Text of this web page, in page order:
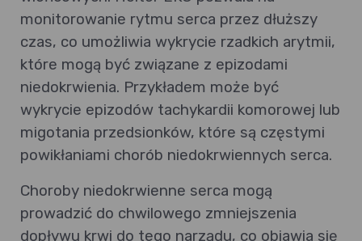
monitorowanie rytmu serca przez dłuższy
czas, co umożliwia wykrycie rzadkich arytmii,
które mogą być związane z epizodami
niedokrwienia. Przykładem może być
wykrycie epizodów tachykardii komorowej lub
migotania przedsionków, które są częstymi
powikłaniami chorób niedokrwiennych serca.
Choroby niedokrwienne serca mogą
prowadzić do chwilowego zmniejszenia
dopływu krwi do tego narządu, co objawia się